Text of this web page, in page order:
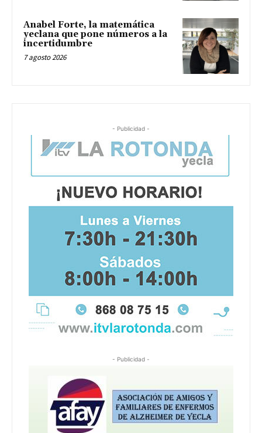
Anabel Forte, la matemática
yeclana que pone números a la
incertidumbre
7 agosto 2026
- Publicidad -
- Publicidad -